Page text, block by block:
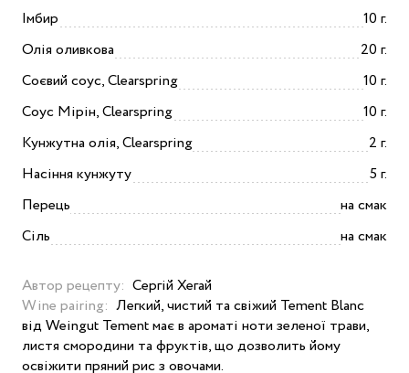
Імбир
10 г.
Олія оливкова
20 г.
Соєвий соус, Clearspring
10 г.
Соус Мірін, Clearspring
10 г.
Кунжутна олія, Clearspring
2 г.
Насіння кунжуту
5 г.
Перець
на смак
Сіль
на смак
Автор рецепту: Сергій Хегай
Wine pairing: Легкий, чистий та свіжий Tement Blanc
від Weingut Tement має в ароматі ноти зеленої трави,
листя смородини та фруктів, що дозволить йому
освіжити пряний рис з овочами.